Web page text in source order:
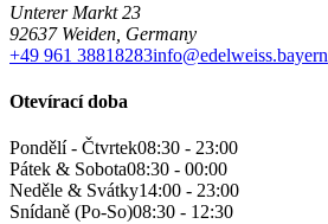
Unterer Markt 23
92637 Weiden, Germany
+49 961 38818283info@edelweiss.bayern
Otevírací doba
Pondělí - Čtvrtek08:30 - 23:00
Pátek & Sobota08:30 - 00:00
Neděle & Svátky14:00 - 23:00
Snídaně (Po-So)08:30 - 12:30